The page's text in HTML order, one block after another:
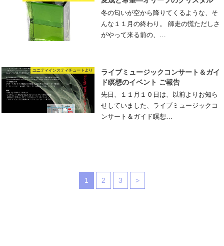
冬の匂いが空から降りてくるような、そ
んな１１月の終わり。 師走の慌ただしさ
がやって来る前の、…
ユニティインスティチュートより
ライブミュージックコンサート＆ガイ
ド瞑想のイベント ご報告
先日、１１月１０日は、以前よりお知ら
せしていました、ライブミュージックコ
ンサート＆ガイド瞑想…
1 2 3 >